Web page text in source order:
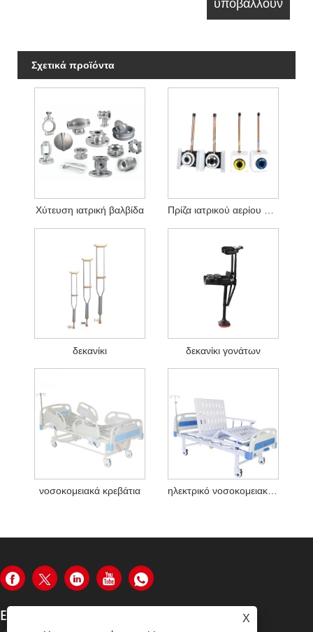
Σχετικά προϊόντα
Χύτευση ιατρική βαλβίδα Πρίζα ιατρικού αερίου χύτευσης
δεκανίκι δεκανίκι γονάτων
νοσοκομειακά κρεβάτια ηλεκτρικό νοσοκομειακό κρεβάτι
ΕΠΙΚΟΙΝΩΝΉΣΤΕ ΜΑΖΊ ΜΑΣ
X